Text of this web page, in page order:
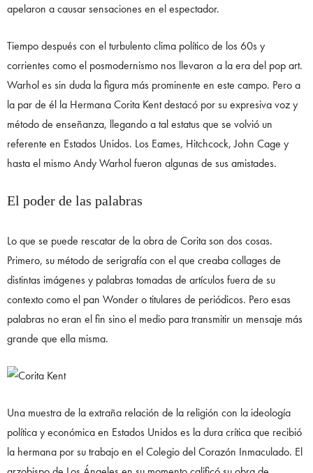
apelaron a causar sensaciones en el espectador.
Tiempo después con el turbulento clima político de los 60s y
corrientes como el posmodernismo nos llevaron a la era del pop art.
Warhol es sin duda la figura más prominente en este campo. Pero a
la par de él la Hermana Corita Kent destacó por su expresiva voz y
método de enseñanza, llegando a tal estatus que se volvió un
referente en Estados Unidos. Los Eames, Hitchcock, John Cage y
hasta el mismo Andy Warhol fueron algunas de sus amistades.
El poder de las palabras
Lo que se puede rescatar de la obra de Corita son dos cosas.
Primero, su método de serigrafía con el que creaba collages de
distintas imágenes y palabras tomadas de artículos fuera de su
contexto como el pan Wonder o titulares de periódicos. Pero esas
palabras no eran el fin sino el medio para transmitir un mensaje más
grande que ella misma.
Una muestra de la extraña relación de la religión con la ideología
política y económica en Estados Unidos es la dura crítica que recibió
la hermana por su trabajo en el Colegio del Corazón Inmaculado. El